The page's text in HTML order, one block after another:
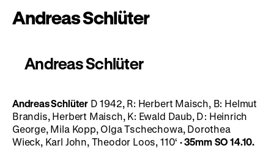
Andreas Schlüter
Andreas Schlüter
Andreas SchlüterD 1942, R: Herbert Maisch, B: Helmut
Brandis, Herbert Maisch, K: Ewald Daub, D: Heinrich
George, Mila Kopp, Olga Tschechowa, Dorothea
Wieck, Karl John, Theodor Loos, 110‘ · 35mm SO 14.10.